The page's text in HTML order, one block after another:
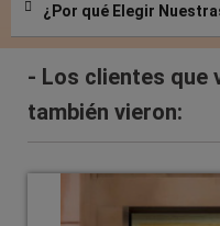
¿Por qué Elegir
- Los clientes que
también vieron: